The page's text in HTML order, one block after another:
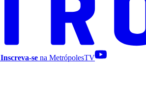
Inscreva-se na MetrópolesTV